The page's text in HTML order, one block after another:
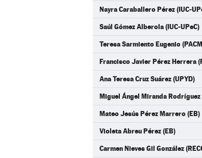
Nayra Caraballero Pérez (IUC-
Saúl Gómez Alberola (IUC-UPeC)
Teresa Sarmiento Eugenio
Francisco Javier Pérez Herrera
Ana Teresa Cruz Suárez (UPYD)
Miguel Ángel Miranda Rodríguez
Mateo Jesús Pérez Marrero (EB)
Violeta Abreu Pérez (EB)
Carmen Nieves Gil González